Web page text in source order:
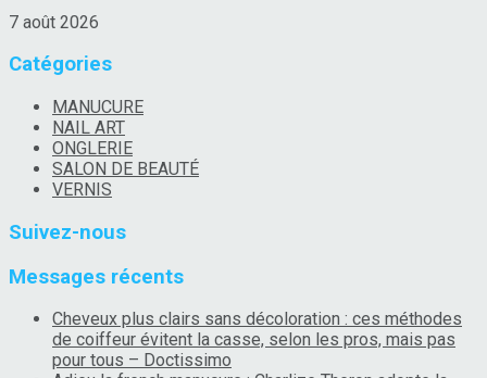
7 août 2026
Catégories
MANUCURE
NAIL ART
ONGLERIE
SALON DE BEAUTÉ
VERNIS
Suivez-nous
Messages récents
Cheveux plus clairs sans décoloration : ces méthodes
de coiffeur évitent la casse, selon les pros, mais pas
pour tous – Doctissimo